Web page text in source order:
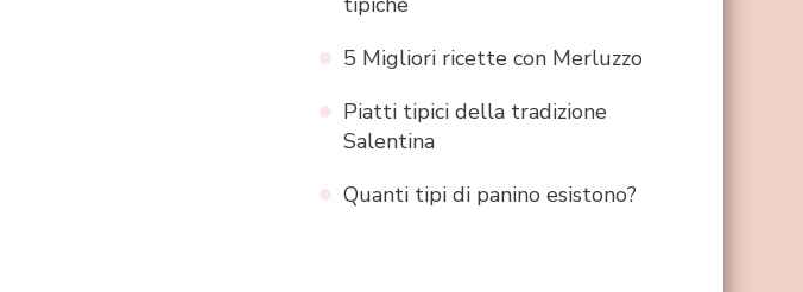
5 Migliori ricette con Merluzzo
Piatti tipici della tradizione
Salentina
Quanti tipi di panino esistono?